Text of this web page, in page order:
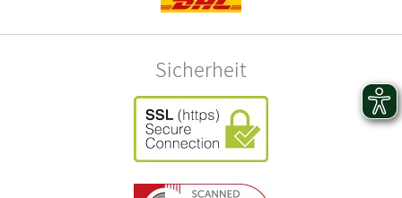
Sicherheit